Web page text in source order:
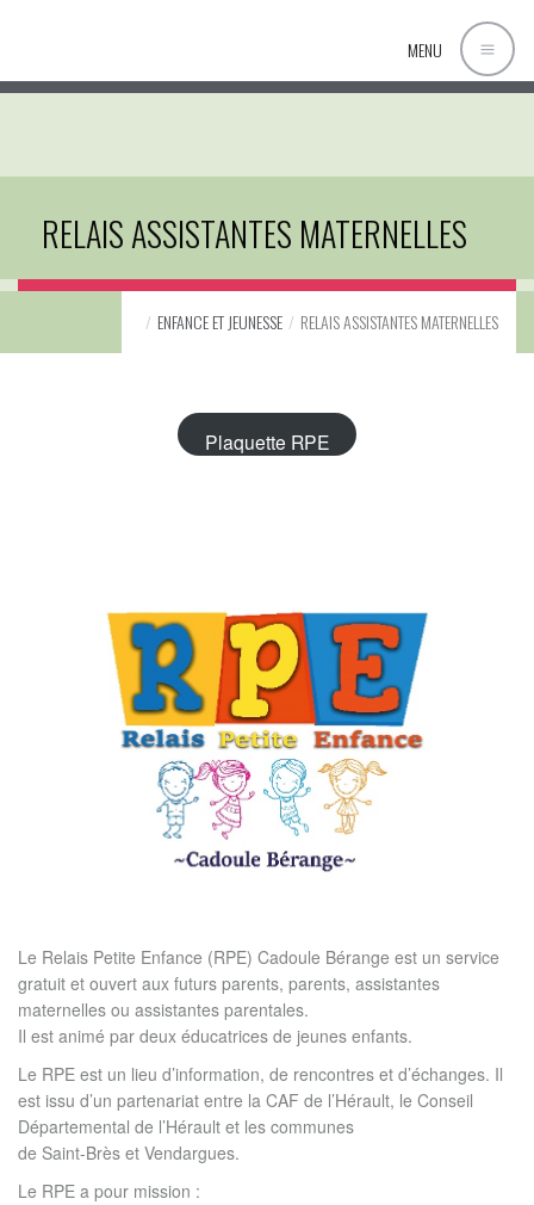
MENU
RELAIS ASSISTANTES MATERNELLES
ENFANCE ET JEUNESSE RELAIS ASSISTANTES MATERNELLES
Plaquette RPE
Le Relais Petite Enfance (RPE) Cadoule Bérange est un service
gratuit et ouvert aux futurs parents, parents, assistantes
maternelles ou assistantes parentales.
Il est animé par deux éducatrices de jeunes enfants.
Le RPE est un lieu d’information, de rencontres et d’échanges. Il
est issu d’un partenariat entre la CAF de l’Hérault, le Conseil
Départemental de l’Hérault et les communes
de Saint-Brès et Vendargues.
Le RPE a pour mission :